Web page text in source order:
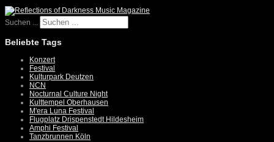
Suchen ...
Beliebte Tags
Konzert
Festival
Kulturpark Deutzen
NCN
Nocturnal Culture Night
Kulttempel Oberhausen
M'era Luna Festival
Flugplatz Drispenstedt Hildesheim
Amphi Festival
Tanzbrunnen Köln